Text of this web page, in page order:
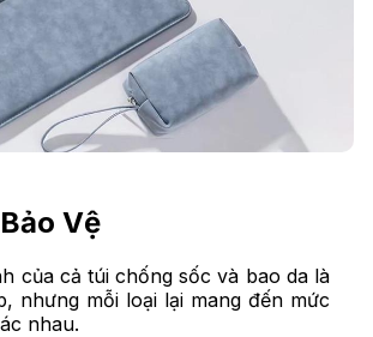
Vệ
của cả túi chống sốc và bao da là
nhưng mỗi loại lại mang đến mức
nhau.